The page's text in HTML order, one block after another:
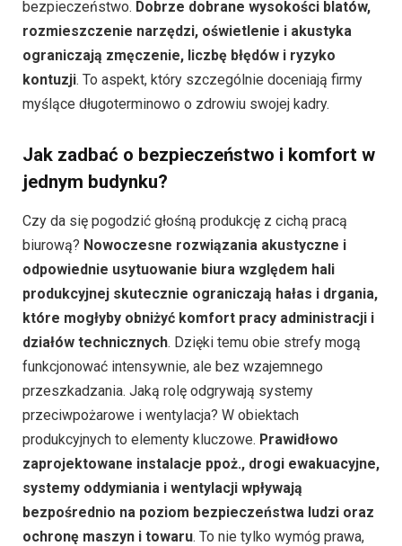
bezpieczeństwo. Dobrze dobrane wysokości blatów,
rozmieszczenie narzędzi, oświetlenie i akustyka
ograniczają zmęczenie, liczbę błędów i ryzyko
kontuzji. To aspekt, który szczególnie doceniają firmy
myślące długoterminowo o zdrowiu swojej kadry.
Jak zadbać o bezpieczeństwo i komfort w
jednym budynku?
Czy da się pogodzić głośną produkcję z cichą pracą
biurową? Nowoczesne rozwiązania akustyczne i
odpowiednie usytuowanie biura względem hali
produkcyjnej skutecznie ograniczają hałas i drgania,
które mogłyby obniżyć komfort pracy administracji i
działów technicznych. Dzięki temu obie strefy mogą
funkcjonować intensywnie, ale bez wzajemnego
przeszkadzania. Jaką rolę odgrywają systemy
przeciwpożarowe i wentylacja? W obiektach
produkcyjnych to elementy kluczowe. Prawidłowo
zaprojektowane instalacje ppoż., drogi ewakuacyjne,
systemy oddymiania i wentylacji wpływają
bezpośrednio na poziom bezpieczeństwa ludzi oraz
ochronę maszyn i towaru. To nie tylko wymóg prawa,